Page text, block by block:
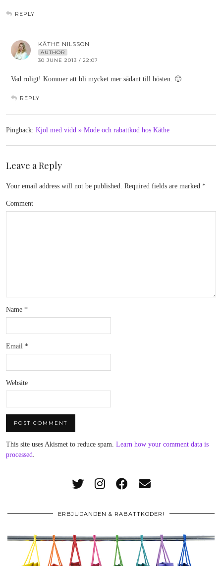
REPLY
KÄTHE NILSSON
AUTHOR
30 JUNE 2013 / 22:07
Vad roligt! Kommer att bli mycket mer sådant till hösten. 🙂
REPLY
Pingback: Kjol med vidd » Mode och rabattkod hos Käthe
Leave a Reply
Your email address will not be published. Required fields are marked *
Comment
Name *
Email *
Website
This site uses Akismet to reduce spam. Learn how your comment data is
processed.
ERBJUDANDEN & RABATTKODER!